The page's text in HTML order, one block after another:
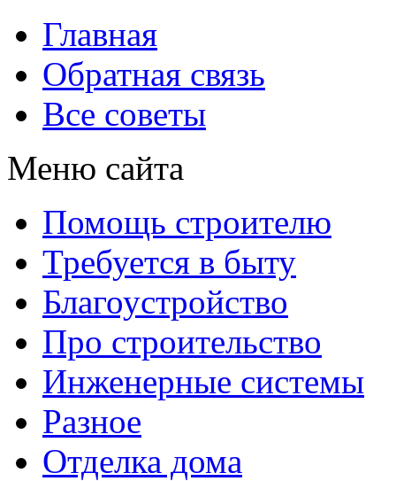
Главная
Обратная связь
Все советы
Меню сайта
Помощь строителю
Требуется в быту
Благоустройство
Про строительство
Инженерные системы
Разное
Отделка дома